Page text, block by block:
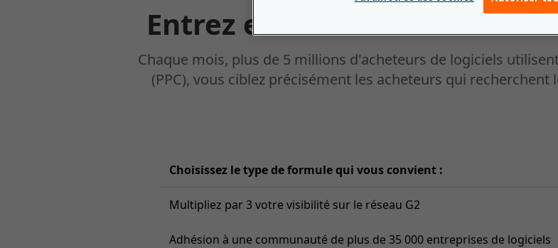
Entrez en contactavec des
Chaque mois, plus de 5 millions d'acheteurs de logiciels
(PPC), vous ciblez précisément les acheteurs qui
Choisissez le type de formule qui vous convient :
Multipliez par 3 votre visibilité sur le réseau G2
Adhésion à une communauté de plus de 35 000 entreprises de logiciels